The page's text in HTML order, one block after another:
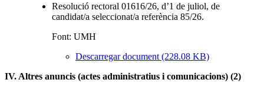
Resolució rectoral 01616/26, d’1 de juliol, de
candidat/a seleccionat/a referència 85/26.
Font: UMH
Descarregar document (228.08 KB)
IV. Altres anuncis (actes administratius i comunicacions) (2)